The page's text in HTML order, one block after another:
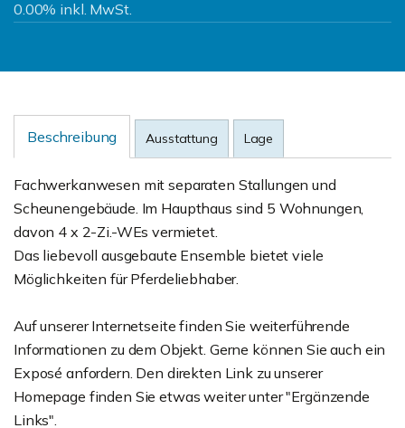
0.00% inkl. MwSt.
Beschreibung Ausstattung Lage
Fachwerkanwesen mit separaten Stallungen und
Scheunengebäude. Im Haupthaus sind 5 Wohnungen,
davon 4 x 2-Zi.-WEs vermietet.
Das liebevoll ausgebaute Ensemble bietet viele
Möglichkeiten für Pferdeliebhaber.
Auf unserer Internetseite finden Sie weiterführende
Informationen zu dem Objekt. Gerne können Sie auch ein
Exposé anfordern. Den direkten Link zu unserer
Homepage finden Sie etwas weiter unter "Ergänzende
Links".